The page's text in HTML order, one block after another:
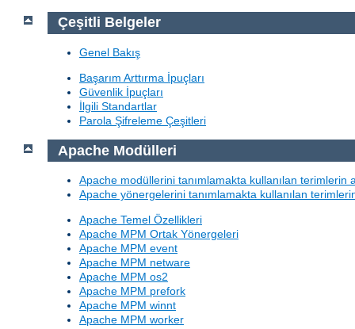
Çeşitli Belgeler
Genel Bakış
Başarım Arttırma İpuçları
Güvenlik İpuçları
İlgili Standartlar
Parola Şifreleme Çeşitleri
Apache Modülleri
Apache modüllerini tanımlamakta kullanılan terimlerin
Apache yönergelerini tanımlamakta kullanılan
Apache Temel Özellikleri
Apache MPM Ortak Yönergeleri
Apache MPM event
Apache MPM netware
Apache MPM os2
Apache MPM prefork
Apache MPM winnt
Apache MPM worker